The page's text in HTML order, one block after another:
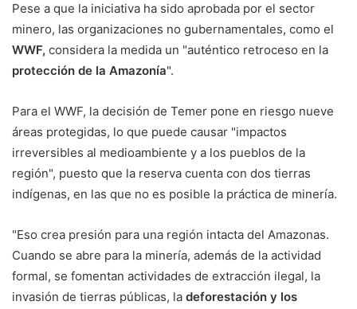
Pese a que la iniciativa ha sido aprobada por el sector
minero, las organizaciones no gubernamentales, como el
WWF, considera la medida un "auténtico retroceso en la
protección de la Amazonía".
Para el WWF, la decisión de Temer pone en riesgo nueve
áreas protegidas, lo que puede causar "impactos
irreversibles al medioambiente y a los pueblos de la
región", puesto que la reserva cuenta con dos tierras
indígenas, en las que no es posible la práctica de minería.
"Eso crea presión para una región intacta del Amazonas.
Cuando se abre para la minería, además de la actividad
formal, se fomentan actividades de extracción ilegal, la
invasión de tierras públicas, la deforestación y los